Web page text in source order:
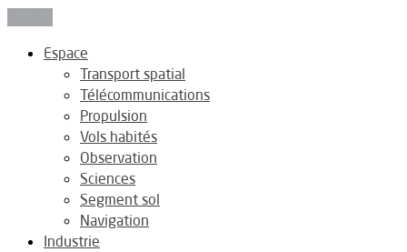
Espace
Transport spatial
Télécommunications
Propulsion
Vols habités
Observation
Sciences
Segment sol
Navigation
Industrie